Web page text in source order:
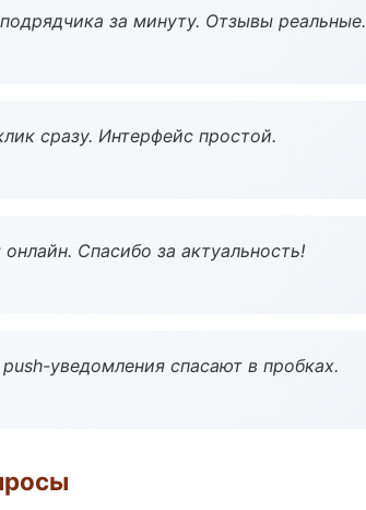
за минуту. Отзывы реальные.
сразу. Интерфейс простой.
Спасибо за актуальность!
уведомления спасают в пробках.